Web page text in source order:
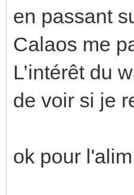
en passant
Calaos me
L’intérêt du
de voir si je
ok pour